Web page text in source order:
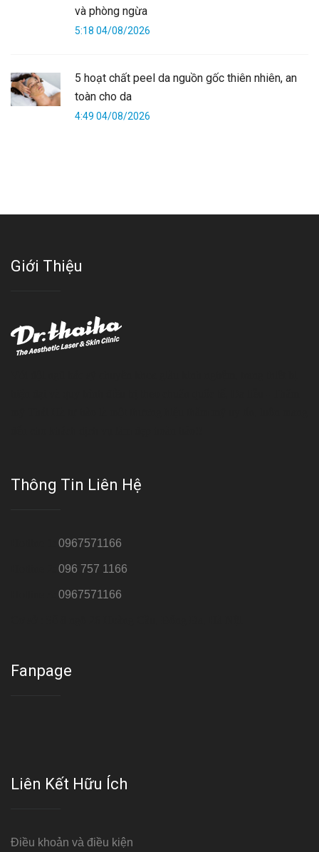
và phòng ngừa
5:18 04/08/2026
5 hoạt chất peel da nguồn gốc thiên nhiên, an
toàn cho da
4:49 04/08/2026
Giới Thiệu
Thông Tin Liên Hệ
0967571166
096 757 1166
0967571166
Fanpage
Liên Kết Hữu Ích
Điều khoản và điều kiện